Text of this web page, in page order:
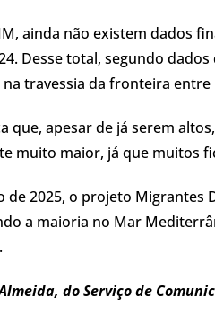
ainda não existem dados
Desse total, segundo
travessia da fronteira entre
que, apesar de já serem
muito maior, já que muitos
de 2025, o projeto
a maioria no Mar
do Serviço de